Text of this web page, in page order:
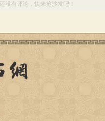
还没有评论，快来抢沙发吧！